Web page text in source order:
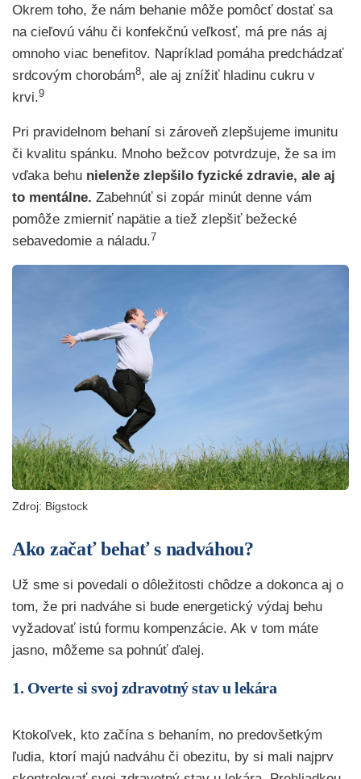
Okrem toho, že nám behanie môže pomôcť dostať sa
na cieľovú váhu či konfekčnú veľkosť, má pre nás aj
omnoho viac benefitov. Napríklad pomáha predchádzať
srdcovým chorobám8, ale aj znížiť hladinu cukru v
krvi.9
Pri pravidelnom behaní si zároveň zlepšujeme imunitu
či kvalitu spánku. Mnoho bežcov potvrdzuje, že sa im
vďaka behu nielenže zlepšilo fyzické zdravie, ale aj
to mentálne. Zabehnúť si zopár minút denne vám
pomôže zmierniť napätie a tiež zlepšiť bežecké
sebavedomie a náladu.7
Zdroj: Bigstock
Ako začať behať s nadváhou?
Už sme si povedali o dôležitosti chôdze a dokonca aj o
tom, že pri nadváhe si bude energetický výdaj behu
vyžadovať istú formu kompenzácie. Ak v tom máte
jasno, môžeme sa pohnúť ďalej.
1. Overte si svoj zdravotný stav u lekára
Ktokoľvek, kto začína s behaním, no predovšetkým
ľudia, ktorí majú nadváhu či obezitu, by si mali najprv